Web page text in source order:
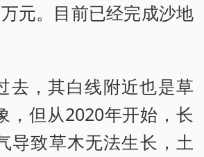
元。目前已经完成沙地
去，其白线附近也是草
，但从2020年开始，长
导致草木无法生长，土